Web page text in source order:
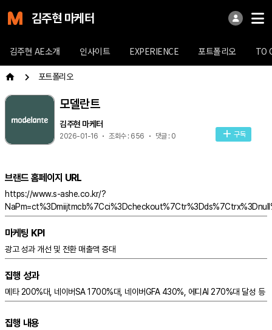
김주현 마케터
김주현 AE소개 인사이트 EXPERIENCE 포트폴리오 TO
포트폴리오
모델란트
김주현 마케터
2026-01-16 조회수 : 656 댓글 : 0 구독
브랜드 홈페이지 URL
https://www.s-ashe.co.kr/?
마케팅 KPI
광고 성과 개선 및 전환 매출액 증대
집행 성과
메타 200%대, 네이버SA 1700%대, 네이버GFA 430%, 에디AI 270%대 달성 등
집행 내용